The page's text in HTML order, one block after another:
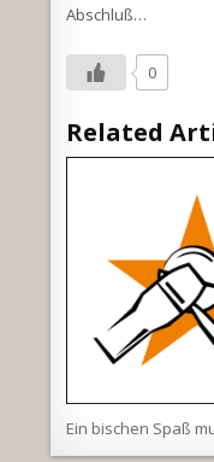
Abschluß…
0
Related
Ein bischen Spaß